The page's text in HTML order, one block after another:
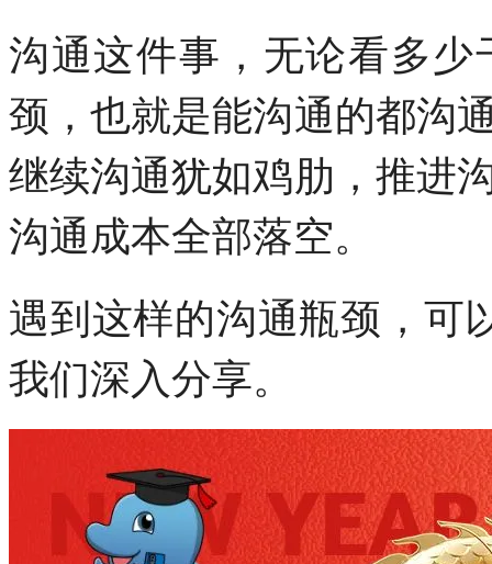
沟通这件事，无论看多
颈，也就是能沟通的都沟
继续沟通犹如鸡肋，推进
沟通成本全部落空。
遇到这样的沟通瓶颈，可
我们深入分享。